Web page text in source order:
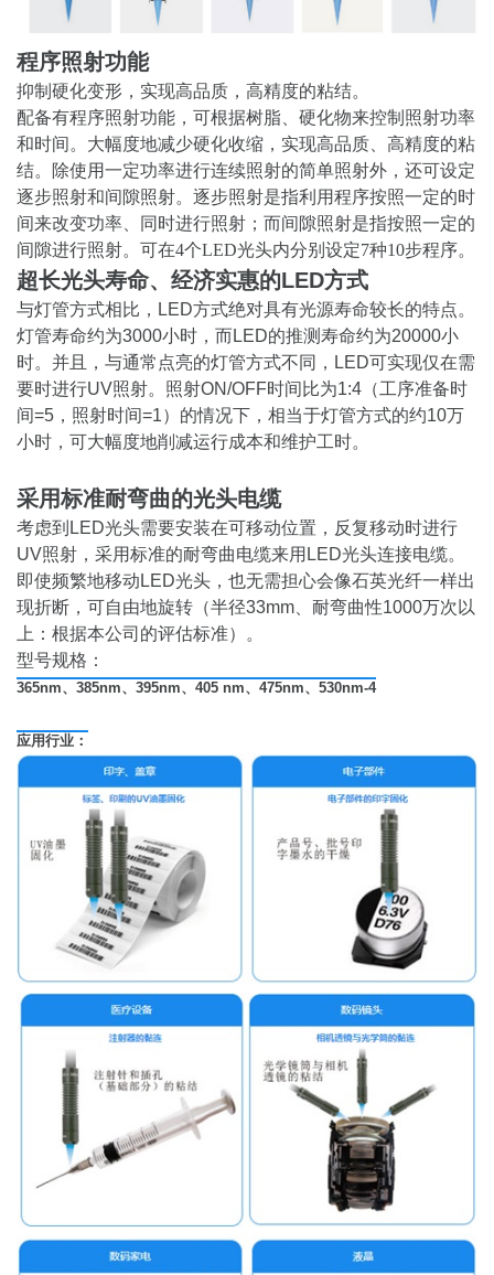
程序照射功能
抑制硬化变形，实现高品质，高精度的粘结。
配备有程序照射功能，可根据树脂、硬化物来控制照射功率
和时间。大幅度地减少硬化收缩，实现高品质、高精度的粘
结。除使用一定功率进行连续照射的简单照射外，还可设定
逐步照射和间隙照射。逐步照射是指利用程序按照一定的时
间来改变功率、同时进行照射；而间隙照射是指按照一定的
间隙进行照射。可在4个LED光头内分别设定7种10步程序。
超长光头寿命、经济实惠的LED方式
与灯管方式相比，LED方式绝对具有光源寿命较长的特点。
灯管寿命约为3000小时，而LED的推测寿命约为20000小
时。并且，与通常点亮的灯管方式不同，LED可实现仅在需
要时进行UV照射。照射ON/OFF时间比为1:4（工序准备时
间=5，照射时间=1）的情况下，相当于灯管方式的约10万
小时，可大幅度地削减运行成本和维护工时。
采用标准耐弯曲的光头电缆
考虑到LED光头需要安装在可移动位置，反复移动时进行
UV照射，采用标准的耐弯曲电缆来用LED光头连接电缆。
即使频繁地移动LED光头，也无需担心会像石英光纤一样出
现折断，可自由地旋转（半径33mm、耐弯曲性1000万次以
上：根据本公司的评估标准）。
型号规格：
365nm、385nm、395nm、405 nm、475nm、530nm-4
应用行业：